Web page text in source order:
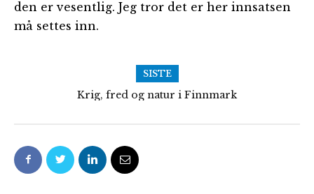
den er vesentlig. Jeg tror det er her innsatsen
må settes inn.
SISTE
Krig, fred og natur i Finnmark
Følg med på Frolands Verk